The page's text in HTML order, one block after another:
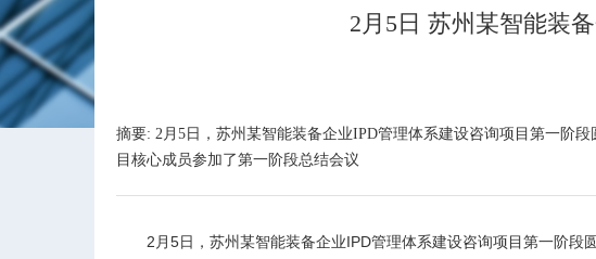
2月5日 苏州某智能装
摘要: 2月5日，苏州某智能装备企业IPD管理体系建设咨询项目第一阶
目核心成员参加了第一阶段总结会议
2 月5日，苏州某智能装备企业IPD管理体系建设咨询项目第一阶